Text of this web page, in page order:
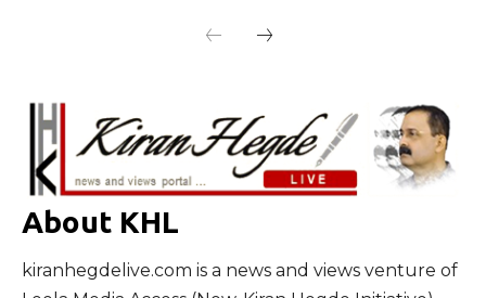
About KHL
kiranhegdelive.com is a news and views venture of